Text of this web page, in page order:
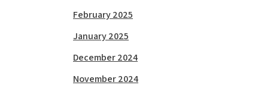
February 2025
January 2025
December 2024
November 2024